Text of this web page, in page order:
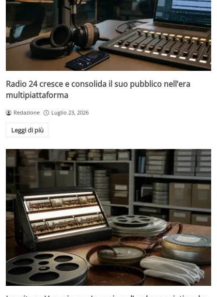
Radio 24 cresce e consolida il suo pubblico nell’era
multipiattaforma
Redazione Luglio 23, 2026
Leggi di più